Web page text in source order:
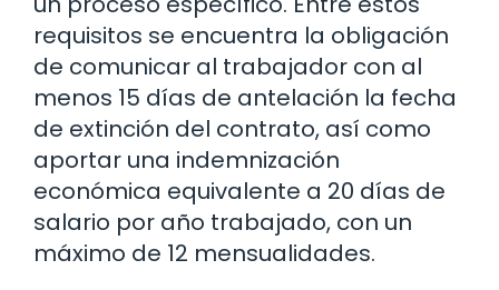
requisitos se encuentra la obligación
de comunicar al trabajador con al
menos 15 días de antelación la fecha
de extinción del contrato, así como
aportar una indemnización
económica equivalente a 20 días de
salario por año trabajado, con un
máximo de 12 mensualidades.